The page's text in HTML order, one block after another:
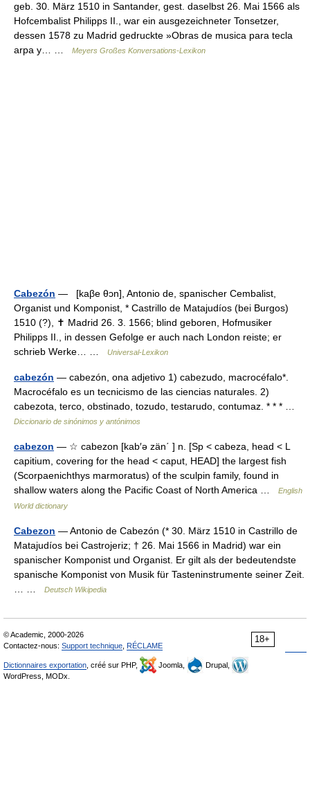
geb. 30. März 1510 in Santander, gest. daselbst 26. Mai 1566 als
Hofcembalist Philipps II., war ein ausgezeichneter Tonsetzer,
dessen 1578 zu Madrid gedruckte »Obras de musica para tecla
arpa y… …
Meyers Großes Konversations-Lexikon
Cabezón — [kaβe θɔn], Antonio de, spanischer Cembalist,
Organist und Komponist, * Castrillo de Matajudíos (bei Burgos)
1510 (?), ✝ Madrid 26. 3. 1566; blind geboren, Hofmusiker
Philipps II., in dessen Gefolge er auch nach London reiste; er
schrieb Werke… …
Universal-Lexikon
cabezón — cabezón, ona adjetivo 1) cabezudo, macrocéfalo*.
Macrocéfalo es un tecnicismo de las ciencias naturales. 2)
cabezota, terco, obstinado, tozudo, testarudo, contumaz. * * * …
Diccionario de sinónimos y antónimos
cabezon — ☆ cabezon [kab′ə zän΄ ] n. [Sp < cabeza, head < L
capitium, covering for the head < caput, HEAD] the largest fish
(Scorpaenichthys marmoratus) of the sculpin family, found in
shallow waters along the Pacific Coast of North America …
English
World dictionary
Cabezon — Antonio de Cabezón (* 30. März 1510 in Castrillo de
Matajudíos bei Castrojeriz; † 26. Mai 1566 in Madrid) war ein
spanischer Komponist und Organist. Er gilt als der bedeutendste
spanische Komponist von Musik für Tasteninstrumente seiner Zeit.
… …
Deutsch Wikipedia
18+
© Academic, 2000-2026
Contactez-nous: Support technique RÉCLAME
Dictionnaires exportation , créé sur PHP, Joomla,
Drupal,
WordPress, MODx.